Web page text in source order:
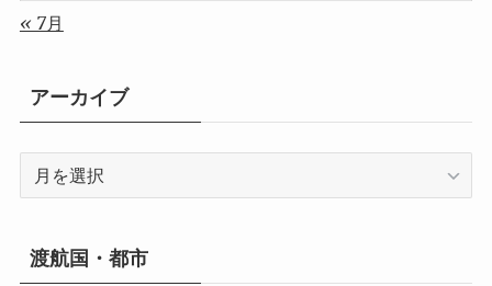
« 7月
アーカイブ
ー
イ
ブ
渡航国・都市